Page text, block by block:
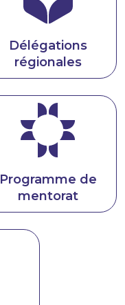
Délégations
régionales
Programme de
mentorat